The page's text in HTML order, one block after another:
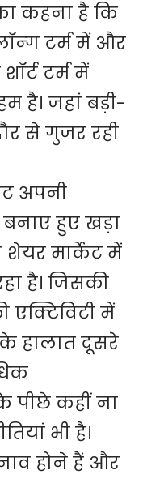
कहना है कि
टर्म में और
टर्म में
है। जहां बड़ी-
से गुजर रही
अपनी
बनाए हुए खड़ा
मार्केट में
है। जिसकी
एक्टिविटी में
हालात दूसरे
पीछे कहीं ना
भी है।
होने हैं और